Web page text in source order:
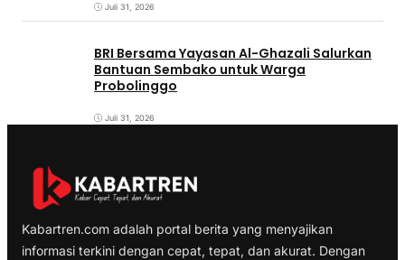
Juli 31, 2026
BRI Bersama Yayasan Al-Ghazali Salurkan
Bantuan Sembako untuk Warga
Probolinggo
Juli 31, 2026
Kabartren.com adalah portal berita yang menyajikan
informasi terkini dengan cepat, tepat, dan akurat. Dengan